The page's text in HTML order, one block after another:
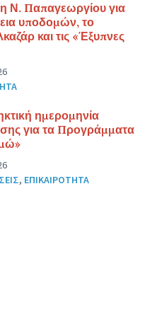
Ν. Παπαγεωργίου για
υποδομών, το
και τις «Έξυπνες
ημερομηνία
για τα Προγράμματα
, ΕΠΙΚΑΙΡΟΤΗΤΑ